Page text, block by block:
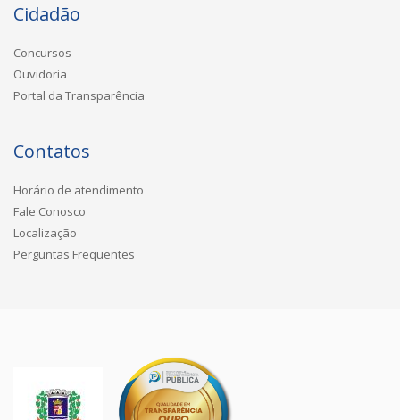
Cidadão
Concursos
Ouvidoria
Portal da Transparência
Contatos
Horário de atendimento
Fale Conosco
Localização
Perguntas Frequentes